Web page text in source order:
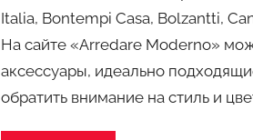
о
р
о
м
Italia, Bontempi Casa, Bolzantti,
На сайте «Arredare Moderno»
аксессуары, идеально
обратить внимание на стиль и